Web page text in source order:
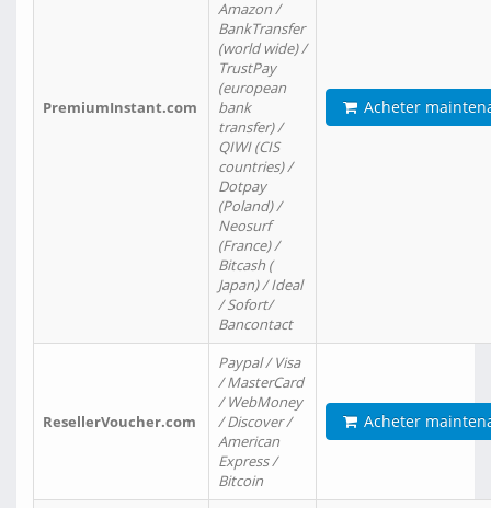
PremiumInstant.com
Amazon /
BankTransfer
(world wide) /
TrustPay
(european
bank
transfer) /
QIWI (CIS
countries) /
Dotpay
(Poland) /
Neosurf
(France) /
Bitcash (
Japan) / Ideal
/ Sofort/
Bancontact
Acheter
ResellerVoucher.com
Paypal / Visa
/ MasterCard
/ WebMoney
/ Discover /
American
Express /
Bitcoin
Acheter